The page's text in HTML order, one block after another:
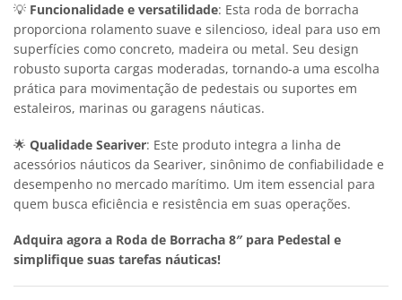
💡 Funcionalidade e versatilidade: Esta roda de borracha
proporciona rolamento suave e silencioso, ideal para uso em
superfícies como concreto, madeira ou metal. Seu design
robusto suporta cargas moderadas, tornando-a uma escolha
prática para movimentação de pedestais ou suportes em
estaleiros, marinas ou garagens náuticas.
🌟 Qualidade Seariver: Este produto integra a linha de
acessórios náuticos da Seariver, sinônimo de confiabilidade e
desempenho no mercado marítimo. Um item essencial para
quem busca eficiência e resistência em suas operações.
Adquira agora a Roda de Borracha 8″ para Pedestal e
simplifique suas tarefas náuticas!